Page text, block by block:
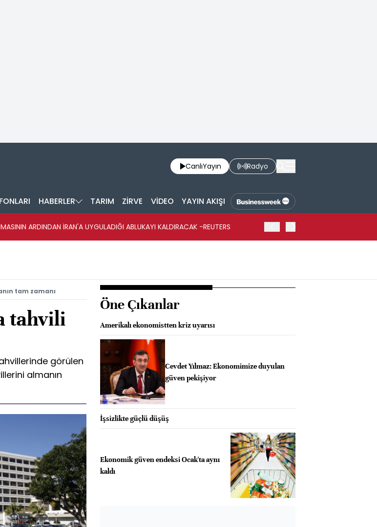
CanlıYayın Radyo
HABERLER TARIM ZİRVE VİDEO YAYIN AKIŞI
ARDINDAN İRAN'A UYGULADIĞI ABLUKAYI KALDIRACAK -REUTERS
tam zamanı
tahvili
görülen
almanın
Öne Çıkanlar
Amerikalı ekonomistten kriz uyarısı
Cevdet Yılmaz: Ekonomimize duyulan
güven pekişiyor
İşsizlikte güçlü düşüş
Ekonomik güven endeksi Ocak'ta aynı
kaldı